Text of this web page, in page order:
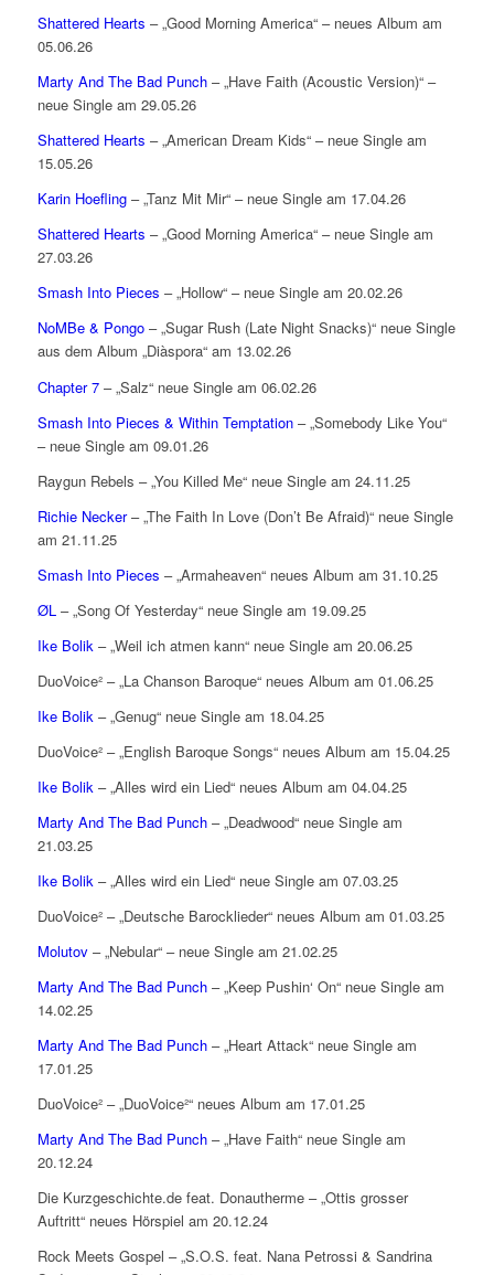
Shattered Hearts – „Good Morning America“ – neues Album am
05.06.26
Marty And The Bad Punch– „Have Faith (Acoustic Version)“ –
neue Single am 29.05.26
Shattered Hearts – „American Dream Kids“ – neue Single am
15.05.26
Karin Hoefling– „Tanz Mit Mir“ – neue Single am 17.04.26
Shattered Hearts – „Good Morning America“ – neue Single am
27.03.26
Smash Into Pieces – „Hollow“ – neue Single am 20.02.26
NoMBe & Pongo– „Sugar Rush (Late Night Snacks)“ neue Single
aus dem Album „Diàspora“ am 13.02.26
Chapter 7– „Salz“ neue Single am 06.02.26
Smash Into Pieces & Within Temptation– „Somebody Like You“
– neue Single am 09.01.26
Raygun Rebels – „You Killed Me“ neue Single am 24.11.25
Richie Necker– „The Faith In Love (Don’t Be Afraid)“ neue Single
am 21.11.25
Smash Into Pieces – „Armaheaven“ neues Album am 31.10.25
ØL – „Song Of Yesterday“ neue Single am 19.09.25
Ike Bolik – „Weil ich atmen kann“ neue Single am 20.06.25
DuoVoice² – „La Chanson Baroque“ neues Album am 01.06.25
Ike Bolik– „Genug“ neue Single am 18.04.25
DuoVoice² – „English Baroque Songs“ neues Album am 15.04.25
Ike Bolik– „Alles wird ein Lied“ neues Album am 04.04.25
Marty And The Bad Punch– „Deadwood“ neue Single am
21.03.25
Ike Bolik– „Alles wird ein Lied“ neue Single am 07.03.25
DuoVoice² – „Deutsche Barocklieder“ neues Album am 01.03.25
Molutov – „Nebular“ – neue Single am 21.02.25
Marty And The Bad Punch– „Keep Pushin‘ On“ neue Single am
14.02.25
Marty And The Bad Punch– „Heart Attack“ neue Single am
17.01.25
DuoVoice² – „DuoVoice²“ neues Album am 17.01.25
Marty And The Bad Punch– „Have Faith“ neue Single am
20.12.24
Die Kurzgeschichte.de feat. Donautherme – „Ottis grosser
Auftritt“ neues Hörspiel am 20.12.24
Rock Meets Gospel – „S.O.S. feat. Nana Petrossi & Sandrina